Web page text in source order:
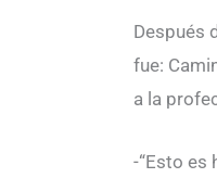
Después
fue:
a la
-“Esto es